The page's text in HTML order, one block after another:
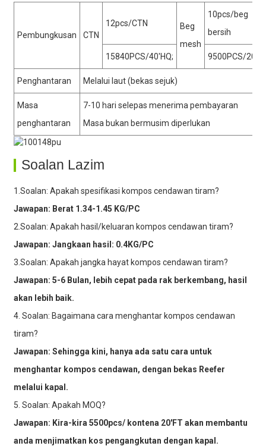
Pembungkusan CTN
12pcs/CTN
Beg
mesh
10pcs/beg
bersih
15840PCS/40'HQ; 9500PCS/
Penghantaran Melalui laut (bekas sejuk)
Masa
penghantaran
7-10 hari selepas menerima pembayaran
Masa bukan bermusim diperlukan
Soalan Lazim
1.Soalan: Apakah spesifikasi kompos cendawan tiram?
Jawapan: Berat 1.34-1.45 KG/PC
2.Soalan: Apakah hasil/keluaran kompos cendawan tiram?
Jawapan: Jangkaan hasil: 0.4KG/PC
3.Soalan: Apakah jangka hayat kompos cendawan tiram?
Jawapan: 5-6 Bulan, lebih cepat pada rak berkembang, hasil
akan lebih baik.
4. Soalan: Bagaimana cara menghantar kompos cendawan
tiram?
Jawapan: Sehingga kini, hanya ada satu cara untuk
menghantar kompos cendawan, dengan bekas Reefer
melalui kapal.
5. Soalan: Apakah MOQ?
Jawapan: Kira-kira 5500pcs/ kontena 20′FT akan membantu
anda menjimatkan kos pengangkutan dengan kapal.